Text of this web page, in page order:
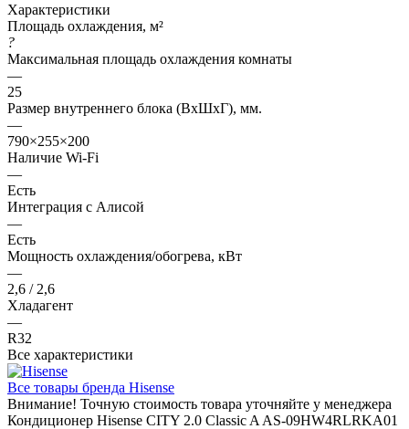
Характеристики
Площадь охлаждения, м²
?
Максимальная площадь охлаждения комнаты
—
25
Размер внутреннего блока (ВхШхГ), мм.
—
790×255×200
Наличие Wi-Fi
—
Есть
Интеграция с Алисой
—
Есть
Мощность охлаждения/обогрева, кВт
—
2,6 / 2,6
Хладагент
—
R32
Все характеристики
Все товары бренда Hisense
Внимание! Точную стоимость товара уточняйте у менеджера
Кондиционер Hisense CITY 2.0 Classic A AS-09HW4RLRKA01